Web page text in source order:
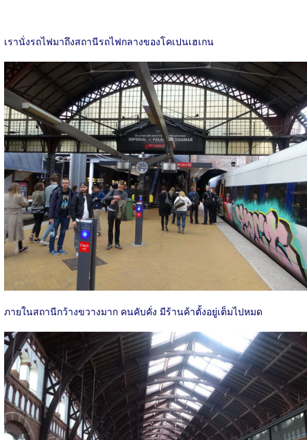
เรานั่งรถไฟมาถึงสถานีรถไฟกลางของโคเปนเฮเกน
ภายในสถานีกว้างขวางมาก คนคับคั่ง มีร้านค้าตั้งอยู่เต็มไปหมด